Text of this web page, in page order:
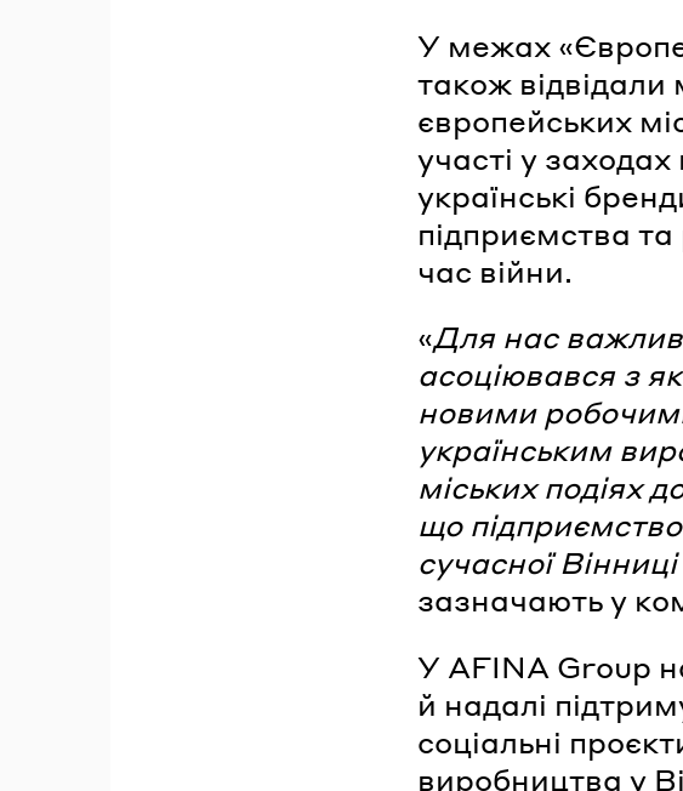
У межах
також відвідали
європейських
участі у
українські
підприємства та
час війни.
«Для нас
асоціювався з
новими
українським
міських подіях
що
сучасної
зазначають у
У AFINA Group
й надалі
соціальні
виробництва у